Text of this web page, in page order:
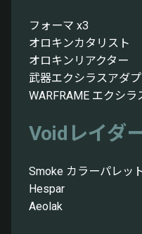
フォーマ x3
オロキンカタリスト
オロキンリアクター
武器エクシラスアダ
WARFRAME エクシ
Voidレイダ
Smoke カラーパレッ
Hespar
Aeolak